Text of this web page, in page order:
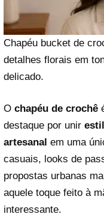
Chapéu bucket de
detalhes florais em
delicado.
O chapéu de crochê
destaque por unir
artesanal em uma
casuais, looks de
propostas urbanas
aquele toque feito à
interessante.